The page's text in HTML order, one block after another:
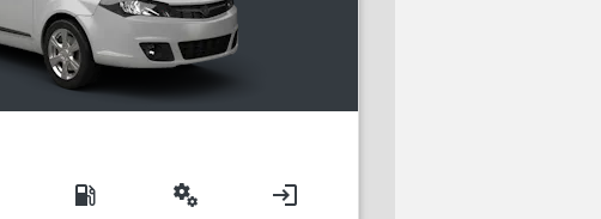
local_gas_station miscellaneous_services login